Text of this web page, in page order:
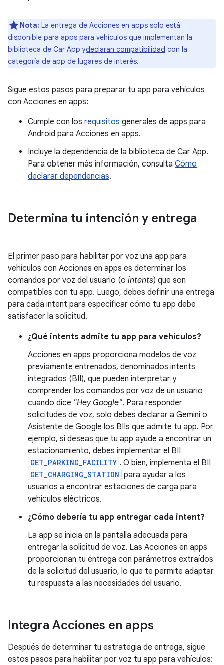
Nota: La entrega de Acciones en apps solo está
disponible para apps para vehículos que implementan la
biblioteca de Car App ydeclaran compatibilidad con la
categoría de app de lugares de interés.
Sigue estos pasos para preparar tu app para vehículos
con Acciones en apps:
Cumple con los requisitos generales de apps para
Android para Acciones en apps.
Incluye la dependencia de la biblioteca de Car App.
Para obtener más información, consulta Cómo
declarar dependencias.
Determina tu intención y entrega
El primer paso para habilitar por voz una app para
vehículos con Acciones en apps es determinar los
comandos por voz del usuario (o intents) que son
compatibles con tu app. Luego, debes definir una entrega
para cada intent para especificar cómo tu app debe
satisfacer la solicitud.
¿Qué intents admite tu app para vehículos?
Acciones en apps proporciona modelos de voz
previamente entrenados, denominados intents
integrados (BII), que pueden interpretar y
comprender los comandos por voz de un usuario
cuando dice "Hey Google". Para responder
solicitudes de voz, solo debes declarar a Gemini o
Asistente de Google los BIIs que admite tu app. Por
ejemplo, si deseas que tu app ayude a encontrar un
estacionamiento, debes implementar el BII
GET_PARKING_FACILITY . O bien, implementa el BII
GET_CHARGING_STATION para ayudar a los
usuarios a encontrar estaciones de carga para
vehículos eléctricos.
¿Cómo debería tu app entregar cada intent?
La app se inicia en la pantalla adecuada para
entregar la solicitud de voz. Las Acciones en apps
proporcionan tu entrega con parámetros extraídos
de la solicitud del usuario, lo que te permite adaptar
tu respuesta a las necesidades del usuario.
Integra Acciones en apps
Después de determinar tu estrategia de entrega, sigue
estos pasos para habilitar por voz tu app para vehículos: